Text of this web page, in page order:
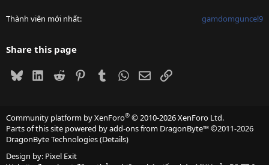
Thành viên mới nhất gamdomguncel9
Share this page
BlueskyLinkedIn
Reddit PinterestTumblrWhatsApp
EmailLink
Community platform by XenForo® © 2010-2026 XenForo Ltd.
Parts of this site powered byadd-ons from DragonByte™©2011-2026
DragonByte Technologies(Details)
Design by: Pixel Exit